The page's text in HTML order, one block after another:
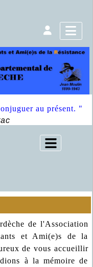
au présent. "
de l'Association
et Ami(e)s de la
de vous accueillir
à la mémoire de